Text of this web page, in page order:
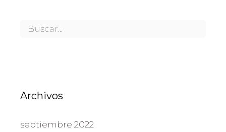
Archivos
septiembre 2022